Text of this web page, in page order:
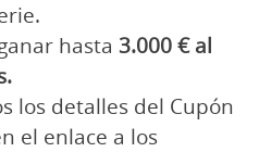
hasta 3.000 € al
los detalles del Cupón
el enlace a los